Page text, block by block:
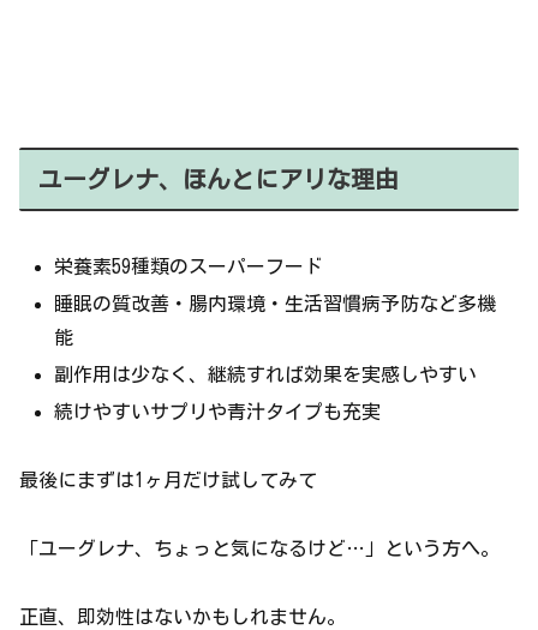
ユーグレナ、ほんとにアリな理由
栄養素59種類のスーパーフード
睡眠の質改善・腸内環境・生活習慣病予防など多機
能
副作用は少なく、継続すれば効果を実感しやすい
続けやすいサプリや青汁タイプも充実
最後にまずは1ヶ月だけ試してみて
「ユーグレナ、ちょっと気になるけど…」という方へ。
正直、即効性はないかもしれません。